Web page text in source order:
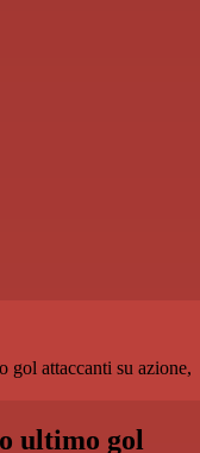
gol attaccanti su azione,
ultimo gol